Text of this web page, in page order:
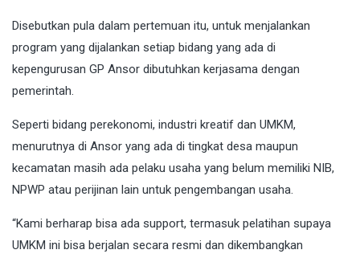
Disebutkan pula dalam pertemuan itu, untuk menjalankan
program yang dijalankan setiap bidang yang ada di
kepengurusan GP Ansor dibutuhkan kerjasama dengan
pemerintah.
Seperti bidang perekonomi, industri kreatif dan UMKM,
menurutnya di Ansor yang ada di tingkat desa maupun
kecamatan masih ada pelaku usaha yang belum memiliki NIB,
NPWP atau perijinan lain untuk pengembangan usaha.
“Kami berharap bisa ada support, termasuk pelatihan supaya
UMKM ini bisa berjalan secara resmi dan dikembangkan